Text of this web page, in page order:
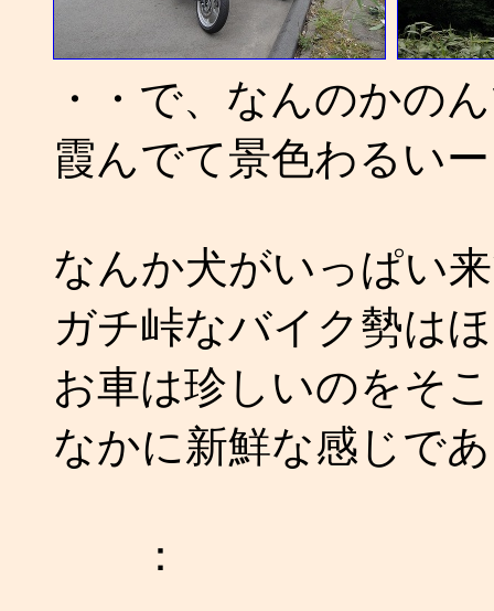
・・で、なんのかの
霞んでて景色わるい
なんか犬がいっぱい
ガチ峠なバイク勢は
お車は珍しいのをそ
なかに新鮮な感じで
：